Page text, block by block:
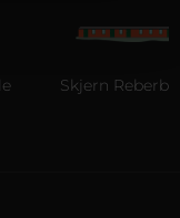
Skjern